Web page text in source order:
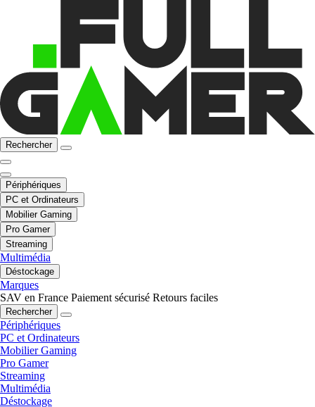
Rechercher
Périphériques
PC et Ordinateurs
Mobilier Gaming
Pro Gamer
Streaming
Multimédia
Déstockage
Marques
SAV en France Paiement sécurisé Retours faciles
Rechercher
Périphériques
PC et Ordinateurs
Mobilier Gaming
Pro Gamer
Streaming
Multimédia
Déstockage